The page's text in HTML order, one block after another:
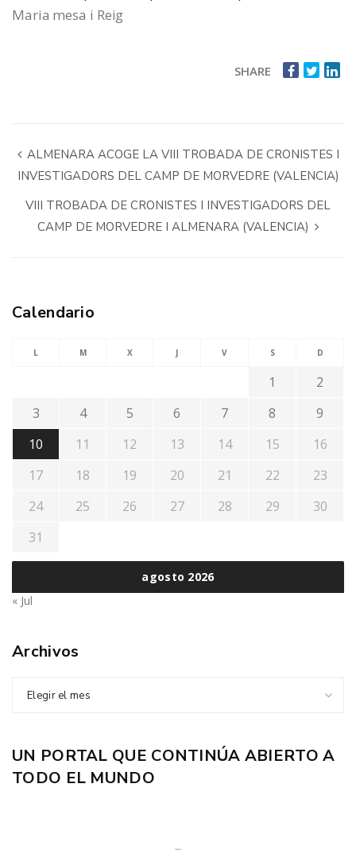
Maria mesa i Reig
SHARE
ALMENARA ACOGE LA VIII TROBADA DE CRONISTES I
INVESTIGADORS DEL CAMP DE MORVEDRE (VALENCIA)
VIII TROBADA DE CRONISTES I INVESTIGADORS DEL
CAMP DE MORVEDRE I ALMENARA (VALENCIA)
Calendario
agosto 2026
L M X J V S D
1
2
3
4 5 6 7 8
9
10
11 12 13 14 15
16
17
18 19 20 21 22
23
24
25 26 27 28 29
30
31
« Jul
Archivos
Elegir el mes
UN PORTAL QUE CONTINÚA ABIERTO A
TODO EL MUNDO